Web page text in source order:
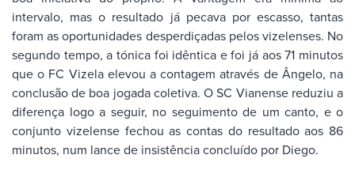
intervalo, mas o resultado já pecava por escasso, tantas
foram as oportunidades desperdiçadas pelos vizelenses. No
segundo tempo, a tónica foi idêntica e foi já aos 71 minutos
que o FC Vizela elevou a contagem através de Ângelo, na
conclusão de boa jogada coletiva. O SC Vianense reduziu a
diferença logo a seguir, no seguimento de um canto, e o
conjunto vizelense fechou as contas do resultado aos 86
minutos, num lance de insistência concluído por Diego.